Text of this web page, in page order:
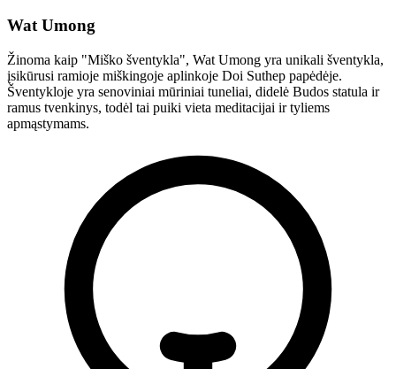
Wat Umong
Žinoma kaip "Miško šventykla", Wat Umong yra unikali šventykla,
įsikūrusi ramioje miškingoje aplinkoje Doi Suthep papėdėje.
Šventykloje yra senoviniai mūriniai tuneliai, didelė Budos statula ir
ramus tvenkinys, todėl tai puiki vieta meditacijai ir tyliems
apmąstymams.